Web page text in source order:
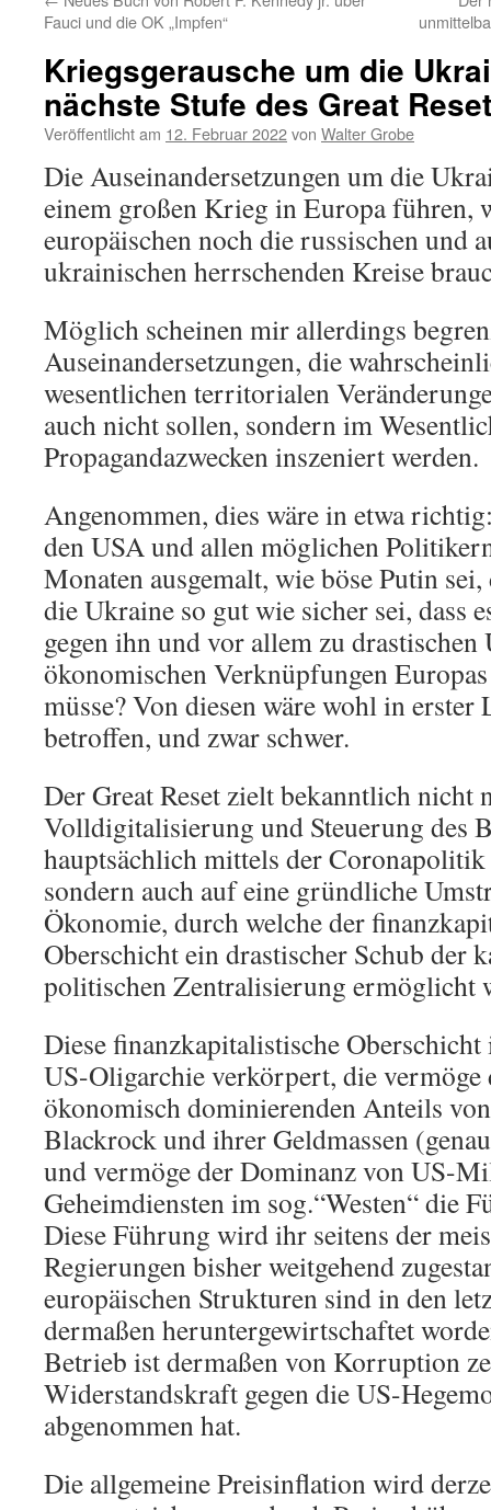
Fauci und die OK „Impfen“
Kriegsgerausche um die
nächste Stufe des Great Reset
Veröffentlicht am 12. Februar 2022von Walter Grobe
Die Auseinandersetzungen um die
einem großen Krieg in Europa führen,
europäischen noch die russischen und
ukrainischen herrschenden Kreise
Möglich scheinen mir allerdings
Auseinandersetzungen, die
wesentlichen territorialen
auch nicht sollen, sondern im
Propagandazwecken inszeniert werden.
Angenommen, dies wäre in etwa
den USA und allen möglichen
Monaten ausgemalt, wie böse Putin
die Ukraine so gut wie sicher sei, dass
gegen ihn und vor allem zu drastischen
ökonomischen Verknüpfungen
müsse? Von diesen wäre wohl in
betroffen, und zwar schwer.
Der Great Reset zielt bekanntlich nicht
Volldigitalisierung und Steuerung des
hauptsächlich mittels der
sondern auch auf eine gründliche
Ökonomie, durch welche der
Oberschicht ein drastischer Schub der
politischen Zentralisierung ermöglicht
Diese finanzkapitalistische
US-Oligarchie verkörpert, die vermöge
ökonomisch dominierenden Anteils
Blackrock und ihrer Geldmassen
und vermöge der Dominanz von US-
Geheimdiensten im sog.“Westen“ die
Diese Führung wird ihr seitens der
Regierungen bisher weitgehend
europäischen Strukturen sind in den
dermaßen heruntergewirtschaftet
Betrieb ist dermaßen von Korruption
Widerstandskraft gegen die US-
abgenommen hat.
Die allgemeine Preisinflation wird